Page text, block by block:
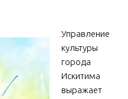
Управление
культуры
города
Искитима
выражает